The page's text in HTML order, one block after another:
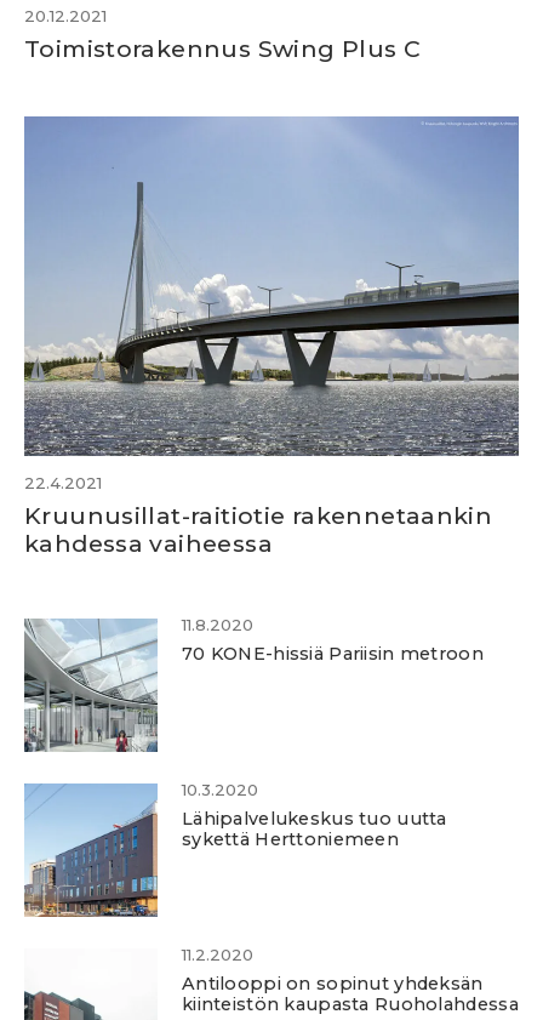
20.12.2021
Toimistorakennus Swing Plus C
22.4.2021
Kruunusillat-raitiotie rakennetaankin
kahdessa vaiheessa
11.8.2020
70 KONE-hissiä Pariisin metroon
10.3.2020
Lähipalvelukeskus tuo uutta
sykettä Herttoniemeen
11.2.2020
Antilooppi on sopinut yhdeksän
kiinteistön kaupasta Ruoholahdessa